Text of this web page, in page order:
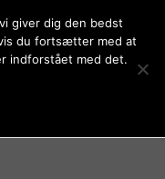
giver dig den bedst
du fortsætter med at
indforstået med det.